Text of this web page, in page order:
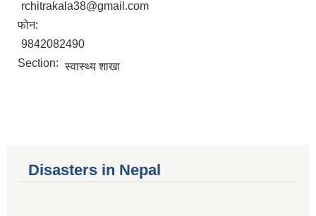
rchitrakala38@gmail.com
फोन:
9842082490
Section: स्वास्थ्य शाखा
Disasters in Nepal